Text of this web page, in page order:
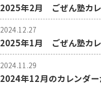
2025年2月 ごぜん塾カ
2024.12.27
2025年1月 ごぜん塾カ
2024.11.29
2024年12月のカレンダー